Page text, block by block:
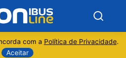
com a Política de Privacidade.
Aceitar